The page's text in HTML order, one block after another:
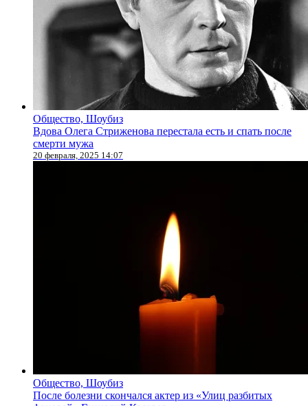
Общество, Шоубиз
Вдова Олега Стриженова перестала есть и спать после
смерти мужа
20 февраля, 2025 14:07
Общество, Шоубиз
После болезни скончался актер из «Улиц разбитых